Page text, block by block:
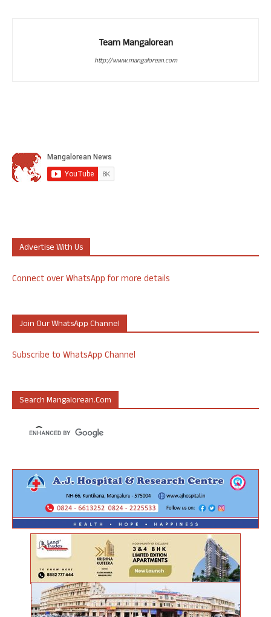
Team Mangalorean
http://www.mangalorean.com
Advertise With Us
Connect over WhatsApp for more details
Join Our WhatsApp Channel
Subscribe to WhatsApp Channel
Search Mangalorean.com